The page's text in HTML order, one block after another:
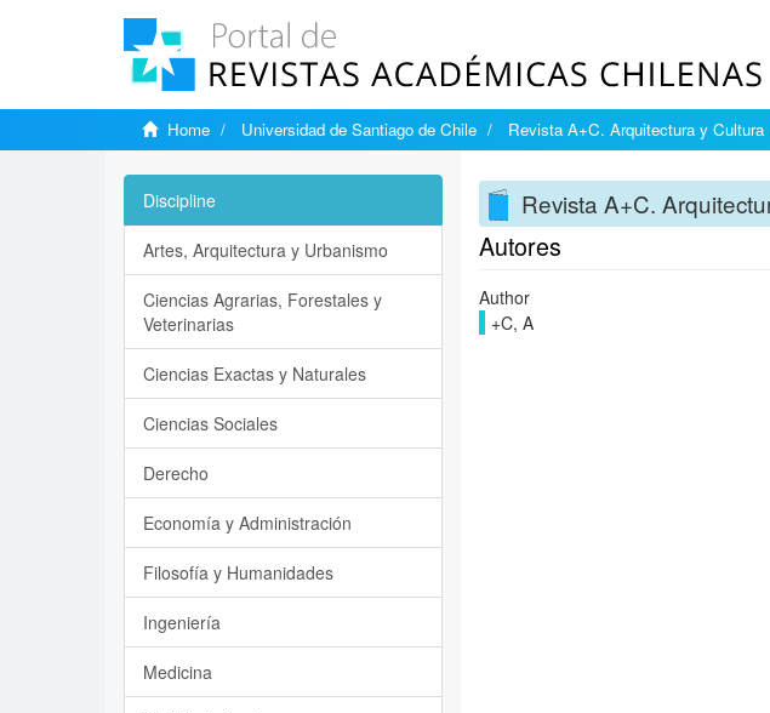
Home Universidad de Santiago de Chile Revista A+C. Arquitectura y Cultura
Revista A+C.
Autores
Author
+C, A
Discipline
Artes, Arquitectura y Urbanismo
Ciencias Agrarias, Forestales y
Veterinarias
Ciencias Exactas y Naturales
Ciencias Sociales
Derecho
Economía y Administración
Filosofía y Humanidades
Ingeniería
Medicina